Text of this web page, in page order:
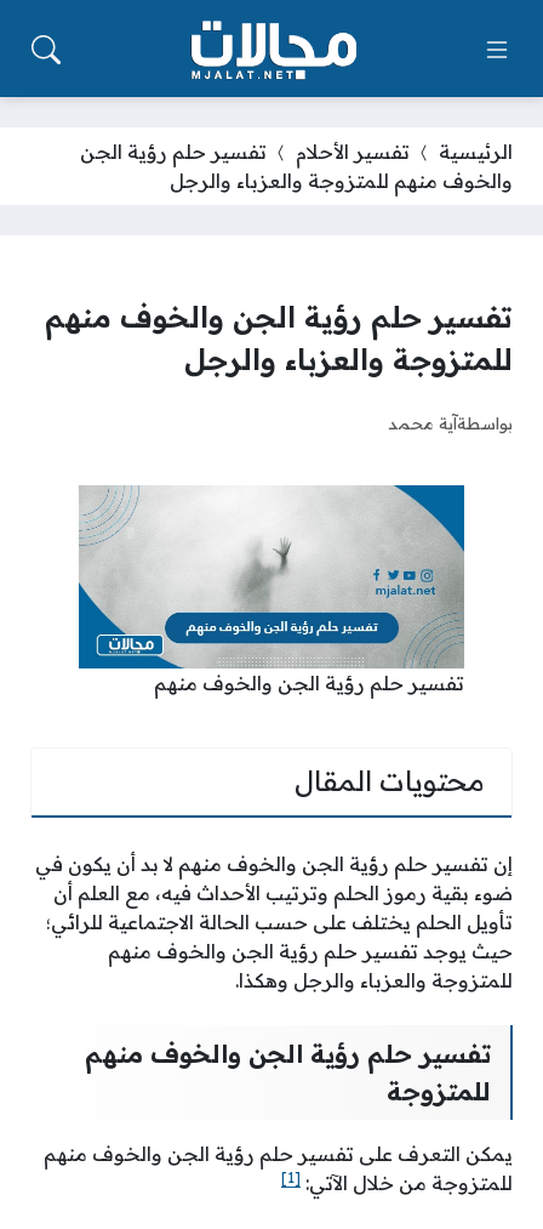
الرئيسية تفسير الأحلام
تفسير حلم رؤية الجن
والخوف منهم للمتزوجة والعزباء والرجل
تفسير حلم رؤية الجن والخوف منهم
للمتزوجة والعزباء والرجل
بواسطةآية محمد
تفسير حلم رؤية الجن والخوف منهم
محتويات المقال
إن تفسير حلم رؤية الجن والخوف منهم لا بد أن يكون في
ضوء بقية رموز الحلم وترتيب الأحداث فيه، مع العلم أن
تأويل الحلم يختلف على حسب الحالة الاجتماعية للرائي؛
حيث يوجد تفسير حلم رؤية الجن والخوف منهم
للمتزوجة والعزباء والرجل وهكذا.
تفسير حلم رؤية الجن والخوف منهم
للمتزوجة
يمكن التعرف على تفسير حلم رؤية الجن والخوف منهم
للمتزوجة من خلال الآتي: [1]